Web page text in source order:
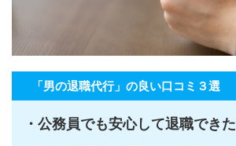
「男の退職代行」の良い口コミ３選
・公務員でも安心して退職できた